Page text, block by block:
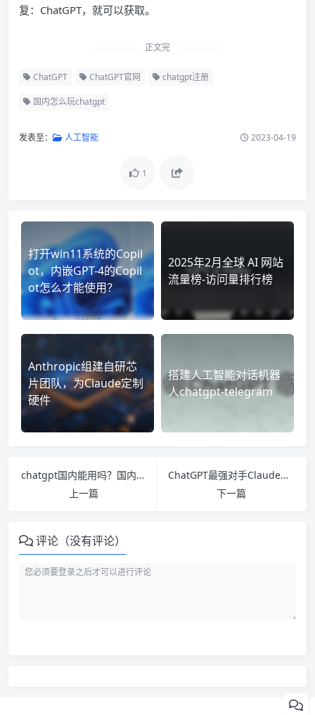
复：ChatGPT，就可以获取。
正文完
ChatGPT ChatGPT官网 chatgpt注册
国内怎么玩chatgpt
发表至： 人工智能 2023-04-19
1
打开win11系统的Copil
ot，内嵌GPT-4的Copil
ot怎么才能使用？
2025年2月全球 AI 网站
流量榜-访问量排行榜
Anthropic组建自研芯
片团队，为Claude定制
硬件
搭建人工智能对话机器
人chatgpt-telegram
chatgpt国内能用吗？国内怎么玩chatgpt的三种方法
上一篇
ChatGPT最强对手Claude，免费还支持中文，使用体验如何？
下一篇
评论（没有评论）